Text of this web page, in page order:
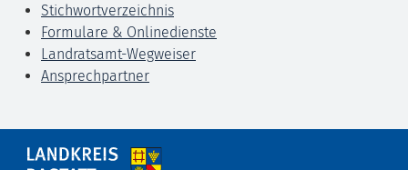
Stichwortverzeichnis
Formulare & Onlinedienste
Landratsamt-Wegweiser
Ansprechpartner